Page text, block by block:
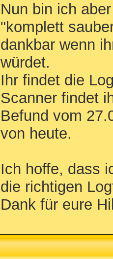
Nun bin ich
"komplett
dankbar wenn
würdet.
Ihr findet die
Scanner findet
Befund vom
von heute.
Ich hoffe, dass
die richtigen
Dank für eure